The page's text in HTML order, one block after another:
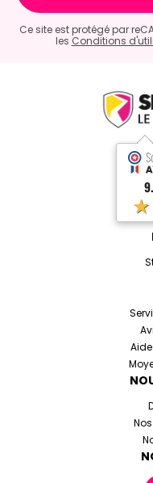
Ce site est protégé par
les Conditions